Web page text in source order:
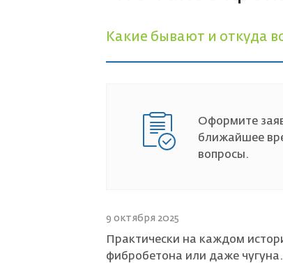
Смена собственника
Какие бывают и откуда
Оформите
ближайшее
вопросы.
9 октября 2025
Практически на каждом
фибробетона или даже